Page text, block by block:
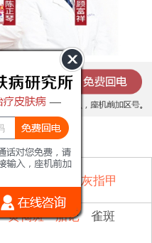
灰指甲
黄褐斑 胎记
雀斑